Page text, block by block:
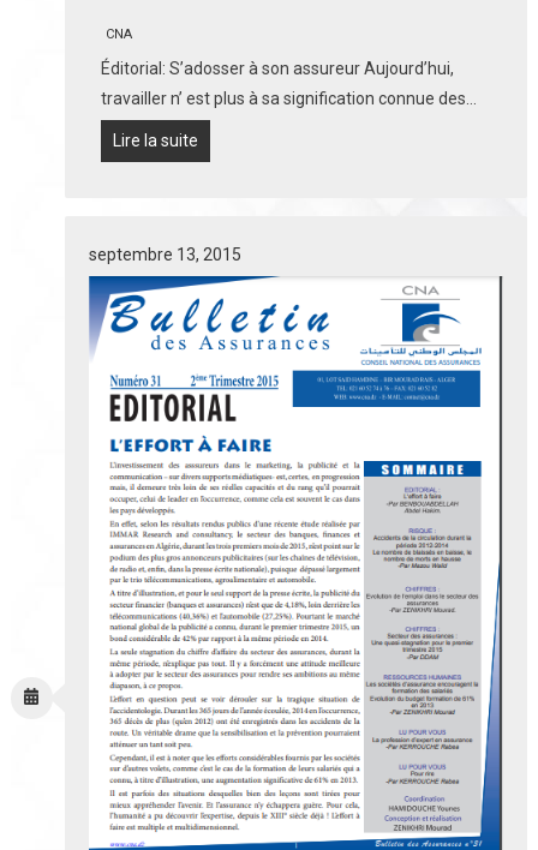
CNA
Éditorial: S’adosser à son assureur Aujourd’hui,
travailler n’ est plus à sa signification connue des…
Lire la suite
septembre 13, 2015